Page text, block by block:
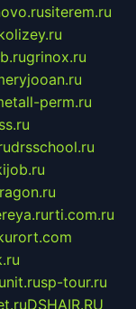
siterem.ru
grinox.ru
perm.ru
drsschool.ru
rti.com.ru
sp-tour.ru
DSHAIR.RU